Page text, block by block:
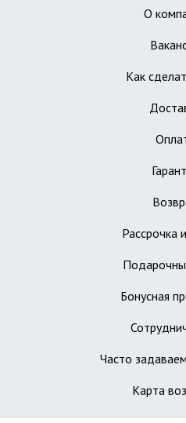
О
Как
Рассрочка
Бонусная
Часто
Карта